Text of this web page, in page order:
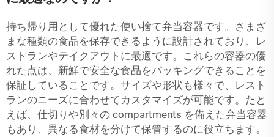
持ち帰り用として優れた使い捨て弁当容器です。さまざ
まな種類の食品を保存できるように設計されており、レ
ストランやテイクアウトに最適です。これらの容器の優
れた点は、新鮮で安全な食品をパッキングできることを
保証していることです。サイズや形状も様々で、レスト
ランのニーズに合わせてカスタマイズが可能です。たと
えば、仕切りや別々の compartments を備えた弁当容器
もあり、異なる食材を分けて保管するのに役立ちます。